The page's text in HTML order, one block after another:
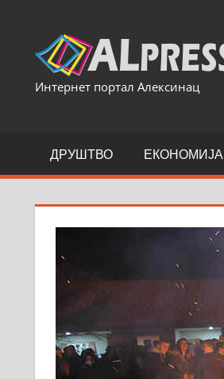
content
Интернет портал Алексинац
ДРУШТВО ЕКОНОМИЈА